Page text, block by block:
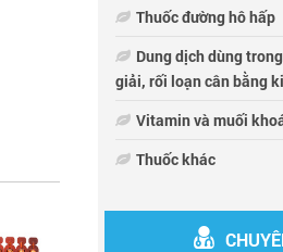
Thuốc đường hô hấp
Dung dịch dùng
giải, rối loạn cân bằng
Vitamin và muối
Thuốc khác